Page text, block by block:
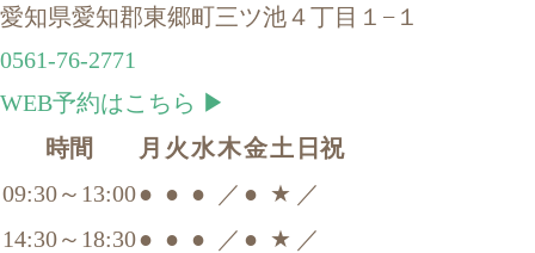
愛知県愛知郡東郷町三ツ池４丁目１−１
0561-76-2771
WEB予約はこちら ▶
時間
月 火 水木金土 日祝
09:30～13:00● ● ● ／ ● ★ ／
14:30～18:30● ● ● ／ ● ★ ／